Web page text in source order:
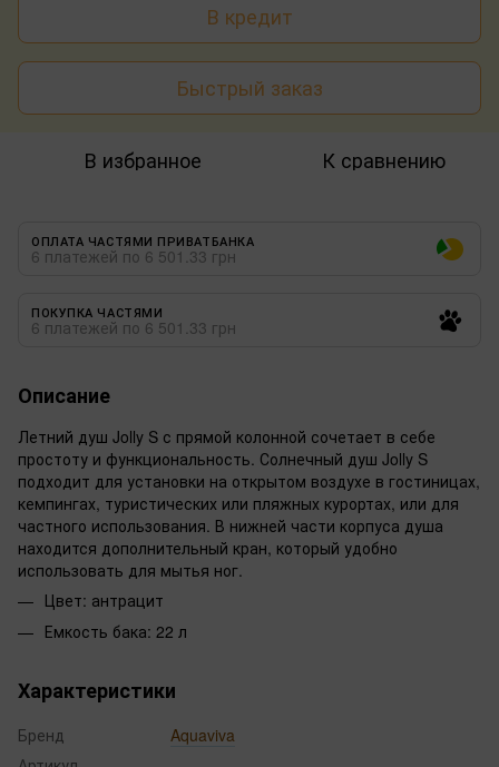
В кредит
Быстрый заказ
В избранное К сравнению
ОПЛАТА ЧАСТЯМИ ПРИВАТБАНКА
6 платежей по 6 501.33 грн
ПОКУПКА ЧАСТЯМИ
6 платежей по 6 501.33 грн
Описание
Летний душ Jolly S с прямой колонной сочетает в себе
простоту и функциональность. Солнечный душ Jolly S
подходит для установки на открытом воздухе в гостиницах,
кемпингах, туристических или пляжных курортах, или для
частного использования. В нижней части корпуса душа
находится дополнительный кран, который удобно
использовать для мытья ног.
Цвет: антрацит
Емкость бака: 22 л
Характеристики
Бренд
Aquaviva